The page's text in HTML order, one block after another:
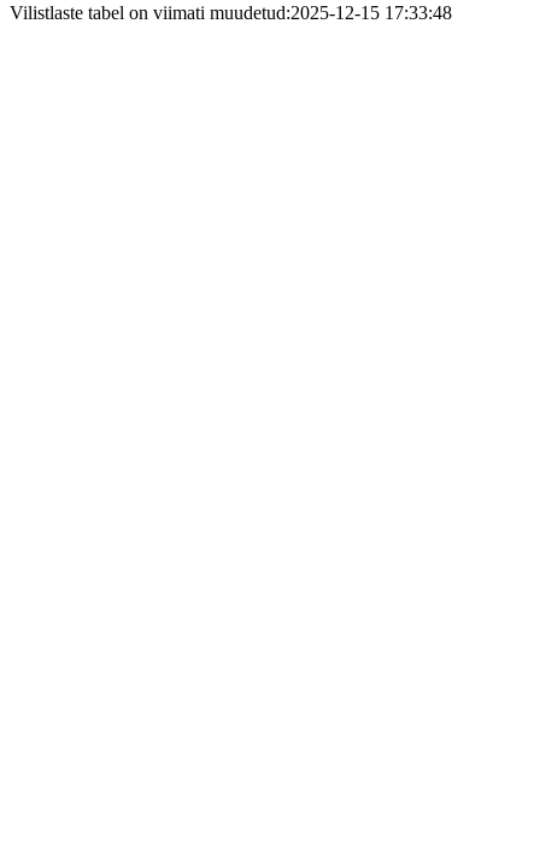
Vilistlaste tabel on viimati muudetud:2025-12-15 17:33:48